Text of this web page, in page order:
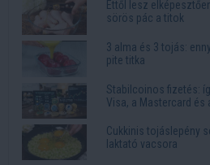
Ettől lesz
sörös pác a titok
3 alma és 3 tojás:
pite titka
Stabilcoinos fizetés:
Visa, a Mastercard és
Cukkinis tojáslepény
laktató vacsora